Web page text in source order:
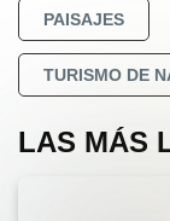
PAISAJES
TURISMO DE
LAS MÁS